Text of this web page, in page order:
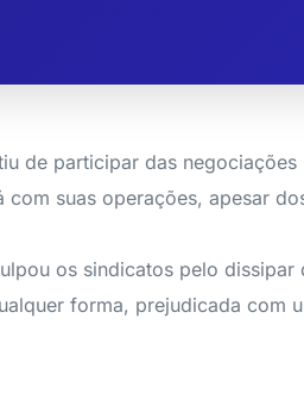
de participar das
suas operações, apesar
os sindicatos pelo
forma, prejudicada com